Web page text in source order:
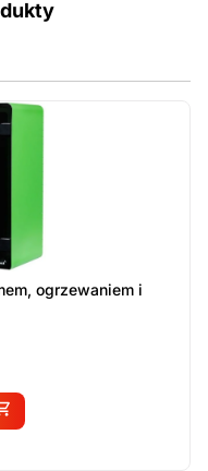
ogrzewaniem i
na